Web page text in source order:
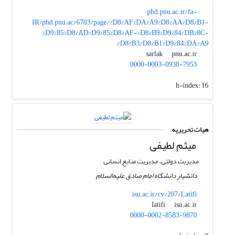
phd.pnu.ac.ir/fa-
IR/phd.pnu.ac/6703/page/%D8%AF%DA%A9%D8%AA%D8%B1-
%D9%85%D8%AD%D9%85%D8%AF-%D8%B9%D9%84%DB%8C-
%D8%B3%D8%B1%D9%84%DA%A9
sarlak
pnu.ac.ir
0000-0003-0938-7953
h-index:16
هیات تحریریه
میثم لطیفی
مدیریت دولتی، مدیریت منابع انسانی
دانشیار دانشگاه امام صادق علیه‌السلام
isu.ac.ir/cv/207/Latifi
latifi
isu.ac.ir
0000-0002-8583-9870